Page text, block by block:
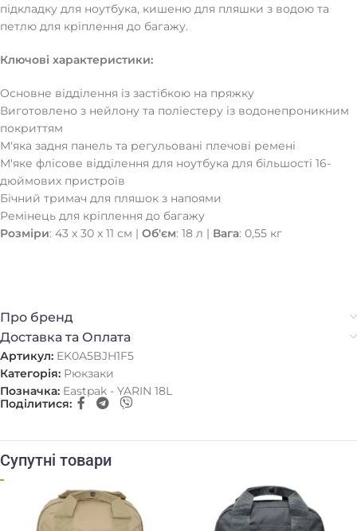
підкладку для ноутбука, кишеню для пляшки з водою та
петлю для кріплення до багажу.
Ключові характеристики:
Основне відділення із застібкою на пряжку
Виготовлено з нейлону та поліестеру із водонепроникним
покриттям
М'яка задня панель та регульовані плечові ремені
М'яке флісове відділення для ноутбука для більшості 16-
дюймових пристроїв
Бічний тримач для пляшок з напоями
Ремінець для кріплення до багажу
Розміри: 43 x 30 x 11 см | Об'єм: 18 л | Вага: 0,55 кг
Про бренд
Доставка та Оплата
Артикул: EK0A5BJH1F5
Категорія: Рюкзаки
Позначка: Eastpak - YARIN 18L
Поділитися:
Супутні товари